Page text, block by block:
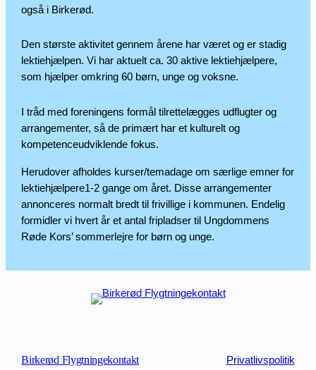
også i Birkerød.
Den største aktivitet gennem årene har været og er stadig
lektiehjælpen. Vi har aktuelt ca. 30 aktive lektiehjælpere,
som hjælper omkring 60 børn, unge og voksne.
I tråd med foreningens formål tilrettelægges udflugter og
arrangementer, så de primært har et kulturelt og
kompetenceudviklende fokus.
Herudover afholdes kurser/temadage om særlige emner for
lektiehjælpere1-2 gange om året. Disse arrangementer
annonceres normalt bredt til frivillige i kommunen. Endelig
formidler vi hvert år et antal fripladser til Ungdommens
Røde Kors’ sommerlejre for børn og unge.
Birkerød Flygtningekontakt Privatlivspolitik